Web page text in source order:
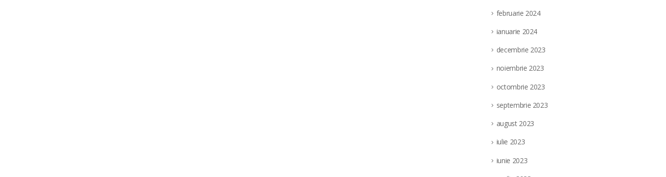
februarie 2024
ianuarie 2024
decembrie 2023
noiembrie 2023
octombrie 2023
septembrie 2023
august 2023
iulie 2023
iunie 2023